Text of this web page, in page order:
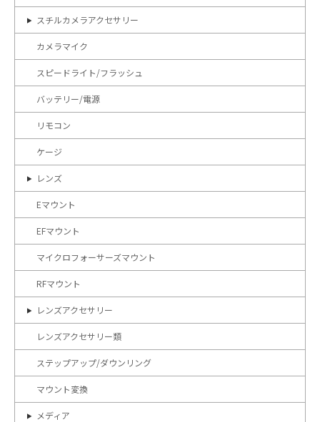
スチルカメラアクセサリー
カメラマイク
スピードライト/フラッシュ
バッテリー/電源
リモコン
ケージ
レンズ
Eマウント
EFマウント
マイクロフォーサーズマウント
RFマウント
レンズアクセサリー
レンズアクセサリー類
ステップアップ/ダウンリング
マウント変換
メディア